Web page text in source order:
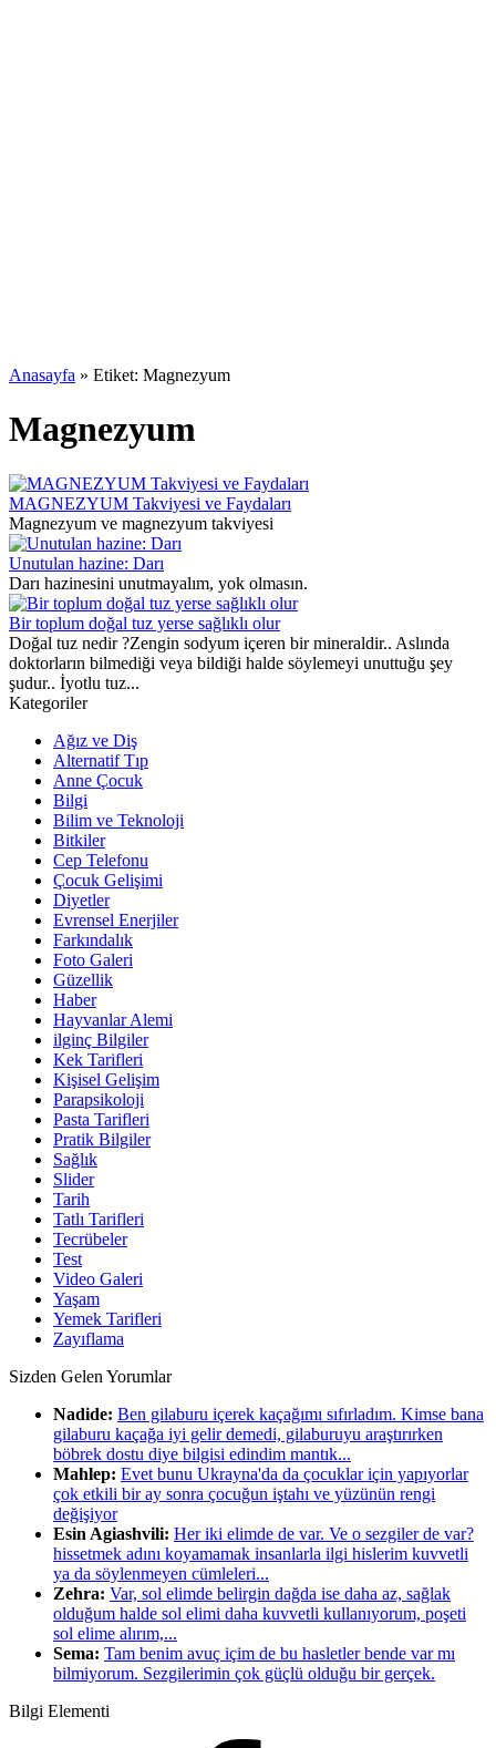
Anasayfa » Etiket: Magnezyum
Magnezyum
MAGNEZYUM Takviyesi ve Faydaları
Magnezyum ve magnezyum takviyesi
Unutulan hazine: Darı
Darı hazinesini unutmayalım, yok olmasın.
Bir toplum doğal tuz yerse sağlıklı olur
Doğal tuz nedir ?Zengin sodyum içeren bir mineraldir.. Aslında
doktorların bilmediği veya bildiği halde söylemeyi unuttuğu şey
şudur.. İyotlu tuz...
Kategoriler
Ağız ve Diş
Alternatif Tıp
Anne Çocuk
Bilgi
Bilim ve Teknoloji
Bitkiler
Cep Telefonu
Çocuk Gelişimi
Diyetler
Evrensel Enerjiler
Farkındalık
Foto Galeri
Güzellik
Haber
Hayvanlar Alemi
ilginç Bilgiler
Kek Tarifleri
Kişisel Gelişim
Parapsikoloji
Pasta Tarifleri
Pratik Bilgiler
Sağlık
Slider
Tarih
Tatlı Tarifleri
Tecrübeler
Test
Video Galeri
Yaşam
Yemek Tarifleri
Zayıflama
Sizden Gelen Yorumlar
Nadide: Ben gilaburu içerek kaçağımı sıfırladım. Kimse bana
gilaburu kaçağa iyi gelir demedi, gilaburuyu araştırırken
böbrek dostu diye bilgisi edindim mantık...
Mahlep: Evet bunu Ukrayna'da da çocuklar için yapıyorlar
çok etkili bir ay sonra çocuğun iştahı ve yüzünün rengi
değişiyor
Esin Agiashvili: Her iki elimde de var. Ve o sezgiler de var?
hissetmek adını koyamamak insanlarla ilgi hislerim kuvvetli
ya da söylenmeyen cümleleri...
Zehra: Var, sol elimde belirgin dağda ise daha az, sağlak
olduğum halde sol elimi daha kuvvetli kullanıyorum, poşeti
sol elime alırım,...
Sema: Tam benim avuç içim de bu hasletler bende var mı
bilmiyorum. Sezgilerimin çok güçlü olduğu bir gerçek.
Bilgi Elementi